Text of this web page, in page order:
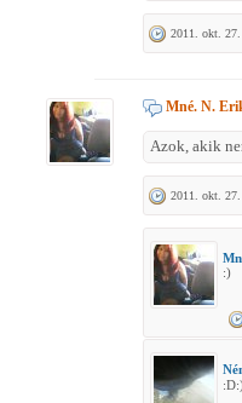
2011. okt. 27.
Mné. N.
Azok, akik
2011. okt.
:)